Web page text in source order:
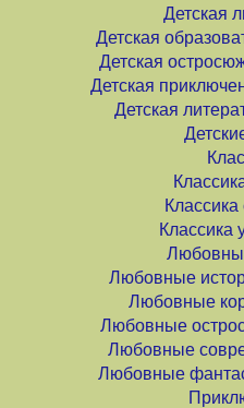
Детская
Детская
Детская
Детская
Детская
Классика
Классика
Любовные
Любовные
Любовные
Любовные
Любовные